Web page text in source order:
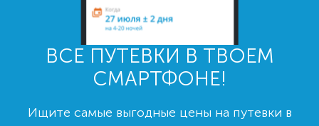
ВСЕ ПУТЕВКИ В ТВОЕМ
СМАРТФОНЕ!
Ищите самые выгодные цены на путевки в